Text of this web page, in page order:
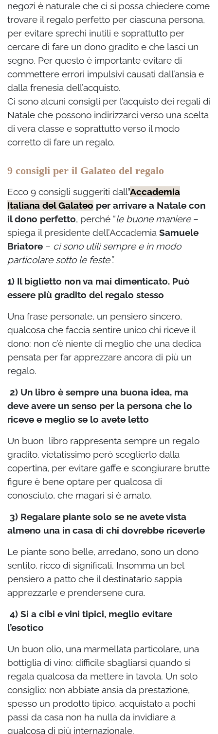
negozi è naturale che ci si possa chiedere come
trovare il regalo perfetto per ciascuna persona,
per evitare sprechi inutili e soprattutto per
cercare di fare un dono gradito e che lasci un
segno. Per questo è importante evitare di
commettere errori impulsivi causati dall’ansia e
dalla frenesia dell’acquisto.
Ci sono alcuni consigli per l’acquisto dei regali di
Natale che possono indirizzarci verso una scelta
di vera classe e soprattutto verso il modo
corretto di fare un regalo.
9 consigli per il Galateo del regalo
Ecco 9 consigli suggeriti dall’Accademia
Italiana del Galateo per arrivare a Natale con
il dono perfetto, perché “le buone maniere–
spiega il presidente dell’Accademia Samuele
Briatore – ci sono utili sempre e in modo
particolare sotto le feste”.
1) Il biglietto non va mai dimenticato. Può
essere più gradito del regalo stesso
Una frase personale, un pensiero sincero,
qualcosa che faccia sentire unico chi riceve il
dono: non c’è niente di meglio che una dedica
pensata per far apprezzare ancora di più un
regalo.
2) Un libro è sempre una buona idea, ma
deve avere un senso per la persona che lo
riceve e meglio se lo avete letto
Un buon libro rappresenta sempre un regalo
gradito, vietatissimo però sceglierlo dalla
copertina, per evitare gaffe e scongiurare brutte
figure è bene optare per qualcosa di
conosciuto, che magari si è amato.
3) Regalare piante solo se ne avete vista
almeno una in casa di chi dovrebbe riceverle
Le piante sono belle, arredano, sono un dono
sentito, ricco di significati. Insomma un bel
pensiero a patto che il destinatario sappia
apprezzarle e prendersene cura.
4) Si a cibi e vini tipici, meglio evitare
l’esotico
Un buon olio, una marmellata particolare, una
bottiglia di vino: difficile sbagliarsi quando si
regala qualcosa da mettere in tavola. Un solo
consiglio: non abbiate ansia da prestazione,
spesso un prodotto tipico, acquistato a pochi
passi da casa non ha nulla da invidiare a
qualcosa di più internazionale.